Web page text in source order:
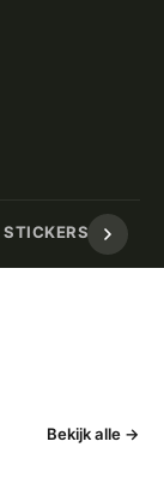
/
Bekijk alle →